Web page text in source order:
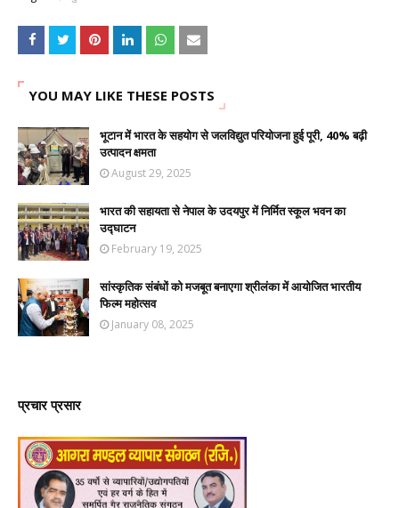
YOU MAY LIKE THESE POSTS
भूटान में भारत के सहयोग से जलविद्युत परियोजना हुई पूरी, 40% बढ़ी
उत्पादन क्षमता
August 29, 2025
भारत की सहायता से नेपाल के उदयपुर में निर्मित स्कूल भवन का
उद्घाटन
February 19, 2025
सांस्कृतिक संबंधों को मजबूत बनाएगा श्रीलंका में आयोजित भारतीय
फिल्म महोत्सव
January 08, 2025
प्रचार प्रसार